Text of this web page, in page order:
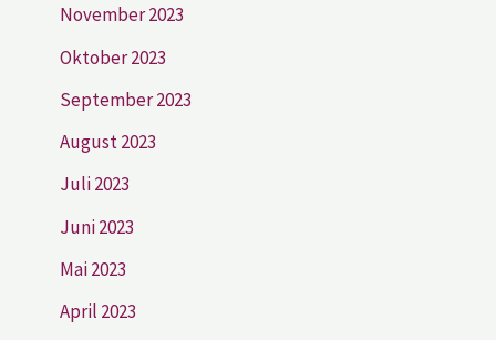
November 2023
Oktober 2023
September 2023
August 2023
Juli 2023
Juni 2023
Mai 2023
April 2023